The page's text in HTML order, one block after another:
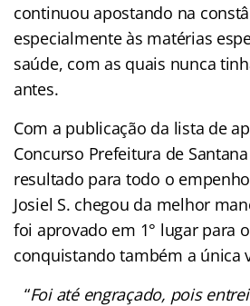
continuou apostando na
especialmente às matérias
saúde, com as quais nunca
antes.
Com a publicação da lista de
Concurso Prefeitura de
resultado para todo o
Josiel S. chegou da melhor
foi aprovado em 1° lugar para
conquistando também a única
“Foi até engraçado, pois